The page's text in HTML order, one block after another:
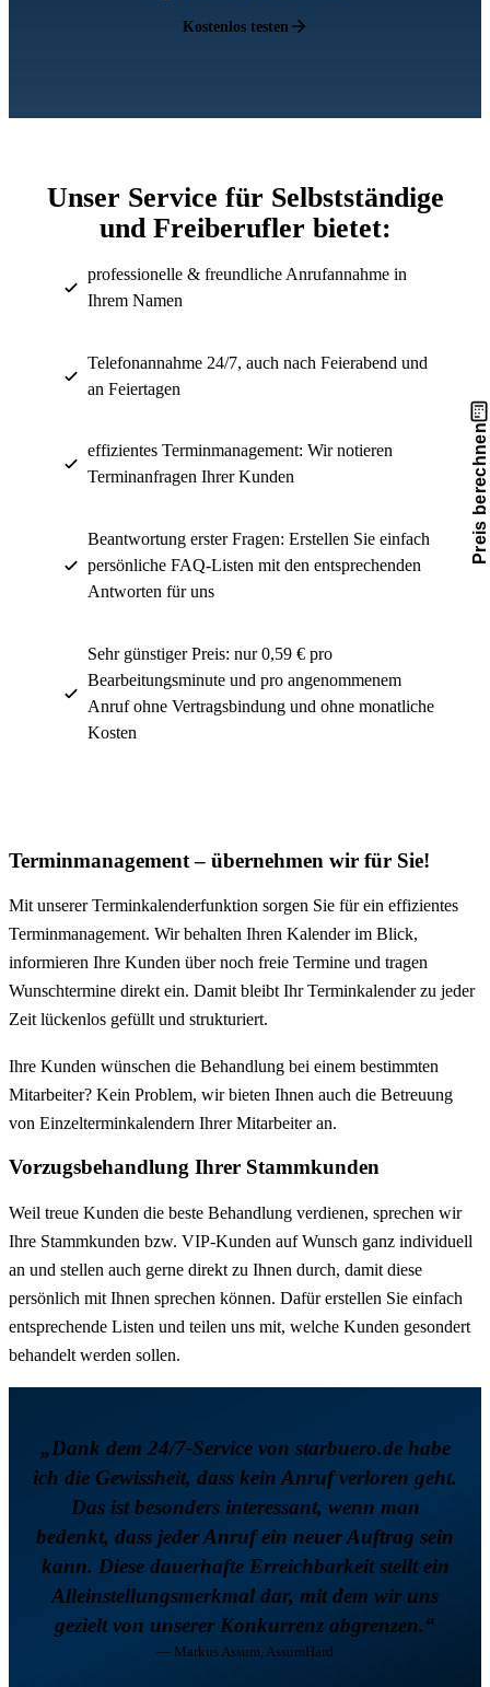
Kostenlos testen
Unser Service für Selbstständige
und Freiberufler bietet:
professionelle & freundliche Anrufannahme in
Ihrem Namen
Telefonannahme 24/7, auch nach Feierabend und
an Feiertagen
effizientes Terminmanagement: Wir notieren
Terminanfragen Ihrer Kunden
Beantwortung erster Fragen: Erstellen Sie einfach
persönliche FAQ-Listen mit den entsprechenden
Antworten für uns
Sehr günstiger Preis: nur 0,59 € pro
Bearbeitungsminute und pro angenommenem
Anruf ohne Vertragsbindung und ohne monatliche
Kosten
Terminmanagement – übernehmen wir für Sie!
Mit unserer Terminkalenderfunktion sorgen Sie für ein effizientes
Terminmanagement. Wir behalten Ihren Kalender im Blick,
informieren Ihre Kunden über noch freie Termine und tragen
Wunschtermine direkt ein. Damit bleibt Ihr Terminkalender zu jeder
Zeit lückenlos gefüllt und strukturiert.
Ihre Kunden wünschen die Behandlung bei einem bestimmten
Mitarbeiter? Kein Problem, wir bieten Ihnen auch die Betreuung
von Einzelterminkalendern Ihrer Mitarbeiter an.
Vorzugsbehandlung Ihrer Stammkunden
Weil treue Kunden die beste Behandlung verdienen, sprechen wir
Ihre Stammkunden bzw. VIP-Kunden auf Wunsch ganz individuell
an und stellen auch gerne direkt zu Ihnen durch, damit diese
persönlich mit Ihnen sprechen können. Dafür erstellen Sie einfach
entsprechende Listen und teilen uns mit, welche Kunden gesondert
behandelt werden sollen.
„Dank dem 24/7-Service von starbuero.de habe
ich die Gewissheit, dass kein Anruf verloren geht.
Das ist besonders interessant, wenn man
bedenkt, dass jeder Anruf ein neuer Auftrag sein
kann. Diese dauerhafte Erreichbarkeit stellt ein
Alleinstellungsmerkmal dar, mit dem wir uns
gezielt von unserer Konkurrenz abgrenzen.“
— Markus Assum, AssumHard
Preis berechnen